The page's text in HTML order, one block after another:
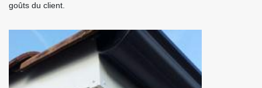
goûts du client.